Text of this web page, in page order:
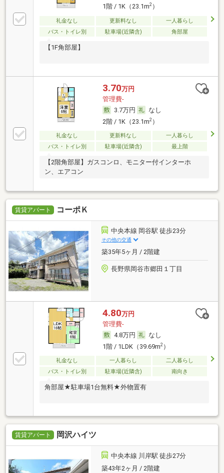
1階 / 1K（23.1m2）
礼金なし 更新料なし
一人暮らし
バス・トイレ別
駐車場(近隣含) 角部屋
【1F角部屋】
3.70万円
管理費-
3.7万円
なし
2階 / 1K（23.1m2）
礼金なし 更新料なし
一人暮らし
バス・トイレ別
駐車場(近隣含) 最上階
【2階角部屋】ガスコンロ、モニター付インターホ
ン、エアコン
賃貸アパート コーポＫ
中央本線 岡谷駅 徒歩23分
その他の交通
築35年5ヶ月 / 2階建
長野県岡谷市郷田１丁目
4.80万円
管理費-
4.8万円
なし
1階 / 1LDK（39.69m2）
礼金なし 一人暮らし
二人暮らし
バス・トイレ別
駐車場(近隣含) 南向き
角部屋★駐車場1台無料★外物置有
賃貸アパート 岡沢ハイツ
中央本線 川岸駅 徒歩27分
築43年2ヶ月 / 2階建